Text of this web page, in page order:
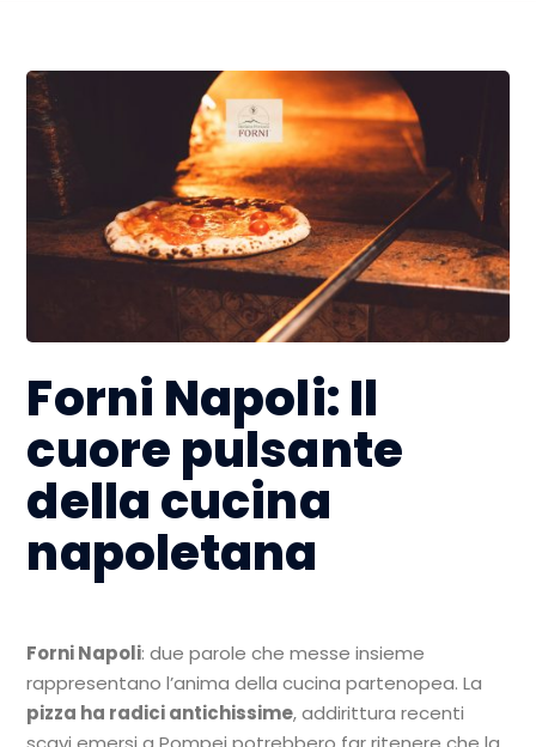
Forni Napoli: Il
cuore pulsante
della cucina
napoletana
Forni Napoli: due parole che messe insieme
rappresentano l’anima della cucina partenopea. La
pizza ha radici antichissime, addirittura recenti